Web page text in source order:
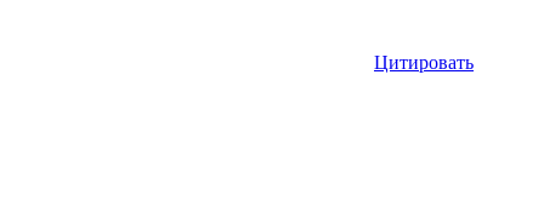
Цитировать